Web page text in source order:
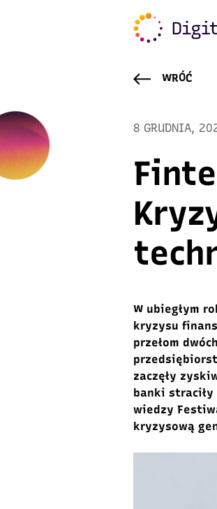
WRÓĆ
8 GRUDNIA,
W ubiegłym
kryzysu
przełom
zaczęły
banki straciły
wiedzy
kryzysową